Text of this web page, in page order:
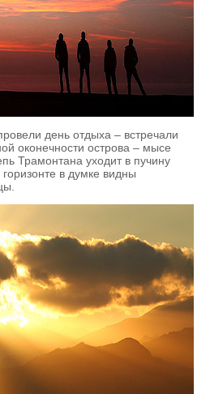
день отдыха – встречали
оконечности острова – мысе
Трамонтана уходит в пучину
в думке видны